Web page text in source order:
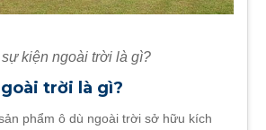
kiện ngoài trời là gì?
trời là gì?
phẩm ô dù ngoài trời sở hữu kích